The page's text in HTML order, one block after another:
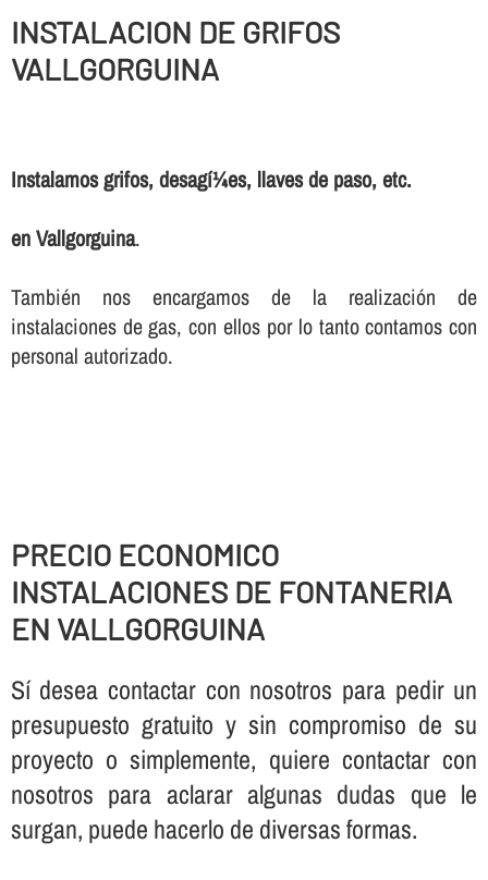
INSTALACION DE GRIFOS
VALLGORGUINA
Instalamos grifos, desagí¼es, llaves de paso, etc.
en Vallgorguina.
También nos encargamos de la realización de
instalaciones de gas, con ellos por lo tanto contamos con
personal autorizado.
PRECIO ECONOMICO
INSTALACIONES DE FONTANERIA
EN VALLGORGUINA
Sí­ desea contactar con nosotros para pedir un
presupuesto gratuito y sin compromiso de su
proyecto o simplemente, quiere contactar con
nosotros para aclarar algunas dudas que le
surgan, puede hacerlo de diversas formas.